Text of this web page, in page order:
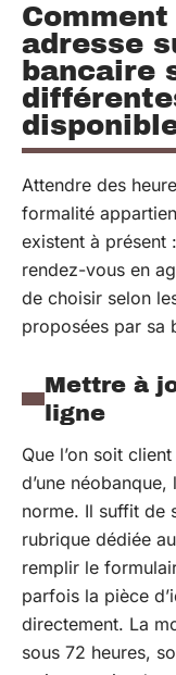
adresse
bancaire
Attendre des
formalité
existent à présent
rendez-vous en
de choisir selon
proposées par sa
Mettre à
ligne
Que l’on soit
d’une néobanque,
norme. Il suffit de
rubrique dédiée
remplir le
parfois la pièce
directement. La
sous 72 heures,